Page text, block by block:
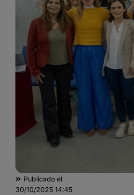
Publicado el
30/10/2025 14:45